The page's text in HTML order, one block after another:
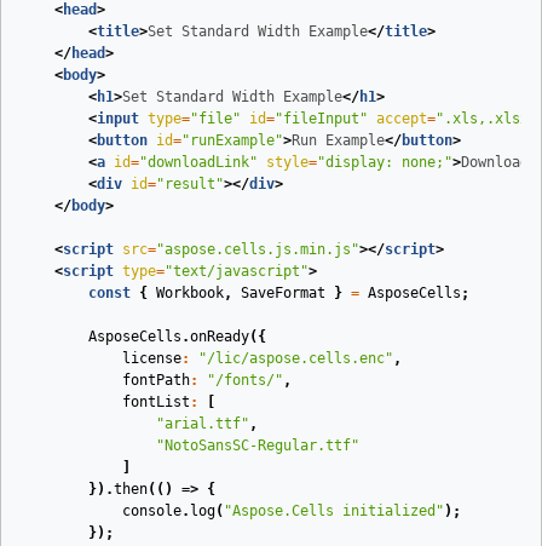
<head>
<title>Set Standard Width Example</title>
</head>
<body>
<h1>Set Standard Width Example</h1>
<input type="file" id="fileInput" accept=
<button id="runExample">Run Example</button>
<a id="downloadLink" style="display: none;">Download
<div id="result"></div>
</body>
<script src="aspose.cells.js.min.js"></script>
<script type="text/javascript">
const { Workbook, SaveFormat } = AsposeCells ;
AsposeCells .onReady({
license: "/lic/aspose.cells.enc" ,
fontPath: "/fonts/" ,
fontList :
"arial.ttf" ,
"NotoSansSC-Regular.ttf"
}).then( () => {
console. log( "Aspose.Cells initialized" );
});